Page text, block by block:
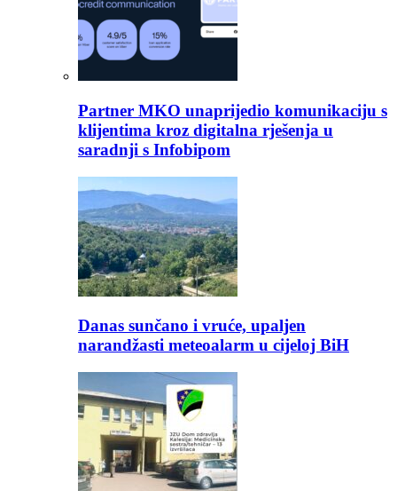
Partner MKO unaprijedio komunikaciju s
klijentima kroz digitalna rješenja u
saradnji s Infobipom
Danas sunčano i vruće, upaljen
narandžasti meteoalarm u cijeloj BiH